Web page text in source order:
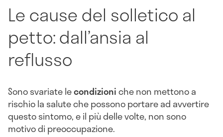
Le cause del solletico al
petto: dall’ansia al
reflusso
Sono svariate lecondizioniche non mettono a
rischio la salute che possono portare ad avvertire
questo sintomo, e il più delle volte, non sono
motivo di preoccupazione.